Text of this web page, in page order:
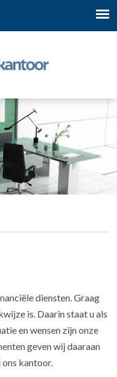
diensten. Graag
is. Daarin staat u als
en wensen zijn onze
geven wij daaraan
kantoor.